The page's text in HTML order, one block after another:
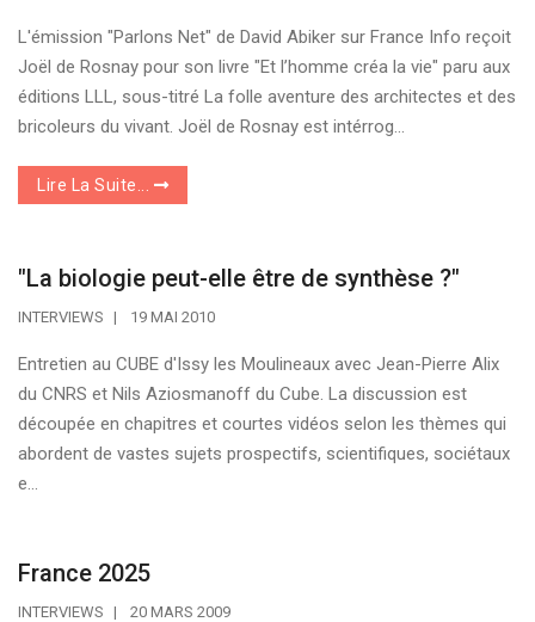
L'émission "Parlons Net" de David Abiker sur France Info reçoit
Joël de Rosnay pour son livre "Et l’homme créa la vie" paru aux
éditions LLL, sous-titré La folle aventure des architectes et des
bricoleurs du vivant. Joël de Rosnay est intérrog...
Lire La Suite...
"La biologie peut-elle être de synthèse ?"
INTERVIEWS 19 MAI 2010
Entretien au CUBE d'Issy les Moulineaux avec Jean-Pierre Alix
du CNRS et Nils Aziosmanoff du Cube. La discussion est
découpée en chapitres et courtes vidéos selon les thèmes qui
abordent de vastes sujets prospectifs, scientifiques, sociétaux
e...
France 2025
INTERVIEWS 20 MARS 2009